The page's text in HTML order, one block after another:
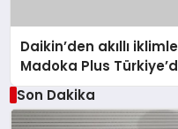
Daikin’den akıllı
Madoka Plus
Son Dakika